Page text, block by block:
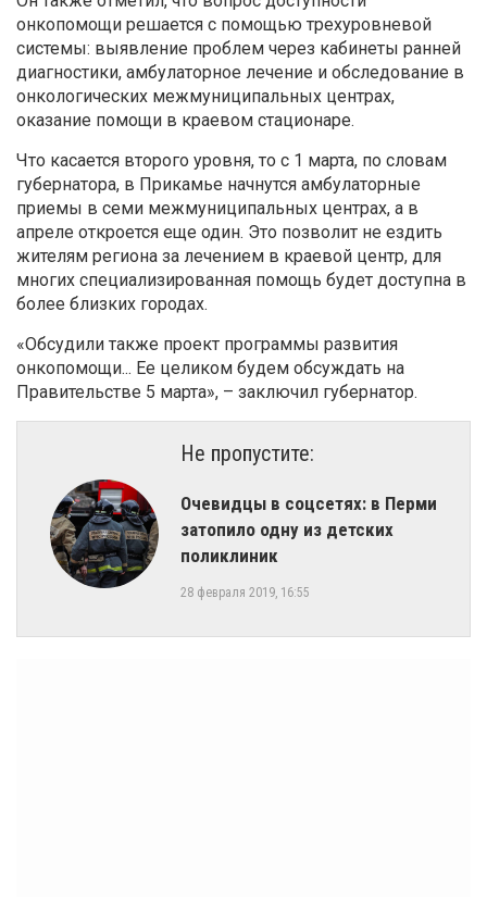
онкопомощи решается с помощью трехуровневой
системы: выявление проблем через кабинеты ранней
диагностики, амбулаторное лечение и обследование в
онкологических межмуниципальных центрах,
оказание помощи в краевом стационаре.
Что касается второго уровня, то с 1 марта, по словам
губернатора, в Прикамье начнутся амбулаторные
приемы в семи межмуниципальных центрах, а в
апреле откроется еще один. Это позволит не ездить
жителям региона за лечением в краевой центр, для
многих специализированная помощь будет доступна в
более близких городах.
«Обсудили также проект программы развития
онкопомощи... Ее целиком будем обсуждать на
Правительстве 5 марта», – заключил губернатор.
Не пропустите:
Очевидцы в соцсетях: в Перми
затопило одну из детских
поликлиник
28 февраля 2019, 16:55